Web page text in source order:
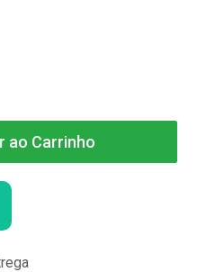
ao Carrinho